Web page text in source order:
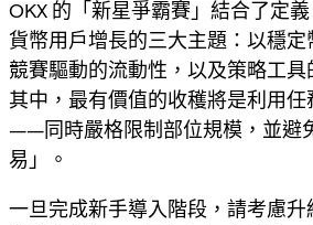
OKX 的「新星爭霸賽」結合了定
貨幣用戶增長的三大主題： 以穩定
競賽驅動的流動性 ，以及策略工具
其中，最有價值的收穫將是利用
——同時嚴格限制部位規模，並避
易」。
一旦完成新手導入階段，請考慮升